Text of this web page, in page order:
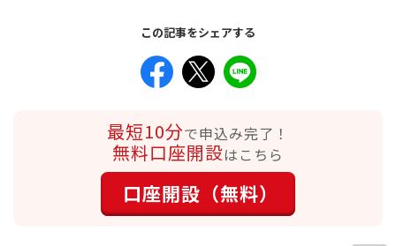
この記事をシェアする
最短10分で申込み完了！
無料口座開設はこちら
口座開設（無料）